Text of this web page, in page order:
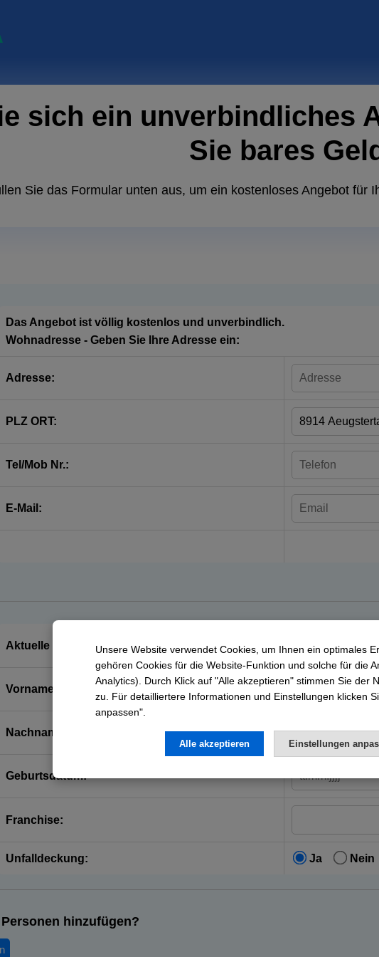
sich ein unverbindliches
Sie bares
Sie das Formular unten aus, um ein kostenloses Angebot für
Das Angebot ist völlig kostenlos und unverbindlich.
Wohnadresse - Geben Sie Ihre Adresse ein:
Adresse:
PLZ ORT:
Tel/Mob Nr.:
E-Mail:
Aktuelle Krankenkasse
Vorname:
Nachname:
Geburtsdatum:
Franchise:
Unfalldeckung: Ja Nein
hinzufügen?
Unsere Website verwendet Cookies, um Ihnen ein optimales
gehören Cookies für die Website-Funktion und solche für die
Analytics). Durch Klick auf "Alle akzeptieren" stimmen Sie der
zu. Für detailliertere Informationen und Einstellungen klicken
anpassen".
Alle akzeptieren Einstellungen